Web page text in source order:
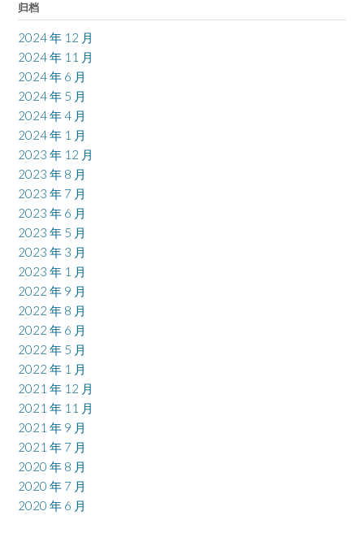
归档
2024 年 12 月
2024 年 11 月
2024 年 6 月
2024 年 5 月
2024 年 4 月
2024 年 1 月
2023 年 12 月
2023 年 8 月
2023 年 7 月
2023 年 6 月
2023 年 5 月
2023 年 3 月
2023 年 1 月
2022 年 9 月
2022 年 8 月
2022 年 6 月
2022 年 5 月
2022 年 1 月
2021 年 12 月
2021 年 11 月
2021 年 9 月
2021 年 7 月
2020 年 8 月
2020 年 7 月
2020 年 6 月